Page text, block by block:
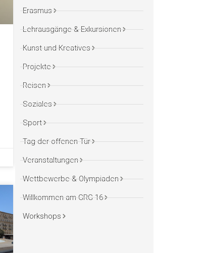
Erasmus
Lehrausgänge & Exkursionen
Kunst und Kreatives
Projekte
Reisen
Soziales
Sport
Tag der offenen Tür
Veranstaltungen
Wettbewerbe & Olympiaden
Willkommen am GRG 16
Workshops